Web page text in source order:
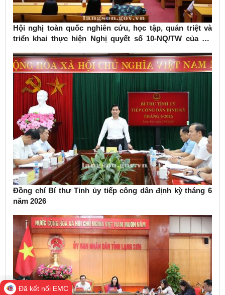
Hội nghị toàn quốc nghiên cứu, học tập, quán triệt và
triển khai thực hiện Nghị quyết số 10-NQ/TW của Bộ
Đồng chí Bí thư Tỉnh ủy tiếp công dân định kỳ tháng 6
năm 2026
Đã kết nối EMC